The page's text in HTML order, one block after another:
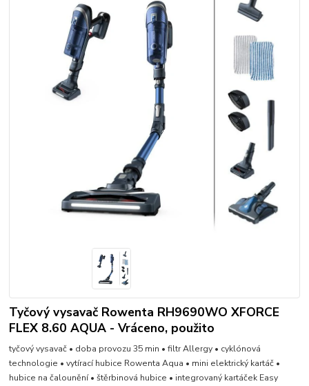
Tyčový vysavač Rowenta RH9690WO XFORCE
FLEX 8.60 AQUA - Vráceno, použito
tyčový vysavač • doba provozu 35 min • filtr Allergy • cyklónová
technologie • vytírací hubice Rowenta Aqua • mini elektrický kartáč •
hubice na čalounění • štěrbinová hubice • integrovaný kartáček Easy